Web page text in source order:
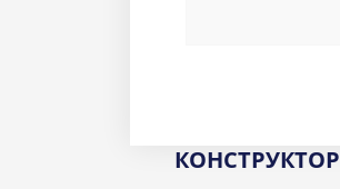
КОНСТРУКТОР